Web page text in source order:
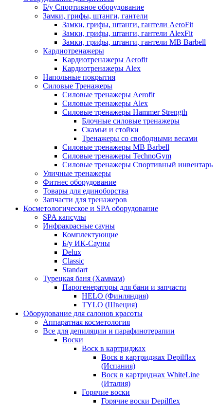
Б/у Спортивное оборудование
Замки, грифы, штанги, гантели
Замки, грифы, штанги, гантели AeroFit
Замки, грифы, штанги, гантели AlexFit
Замки, грифы, штанги, гантели MB Barbell
Кардиотренажеры
Кардиотренажеры Aerofit
Кардиотренажеры Alex
Напольные покрытия
Силовые Тренажеры
Силовые тренажеры Aerofit
Силовые тренажеры Alex
Силовые тренажеры Hammer Strength
Блочные силовые тренажеры
Скамьи и стойки
Тренажеры со свободными весами
Силовые тренажеры MB Barbell
Силовые тренажеры TechnoGym
Силовые тренажеры Спортивный инвентарь
Уличные тренажеры
Фитнес оборудование
Товары для единоборства
Запчасти для тренажеров
Косметологическое и SPA оборудование
SPA капсулы
Инфракрасные сауны
Комплектующие
Б/у ИК-Сауны
Delux
Classic
Standart
Турецкая баня (Хаммам)
Парогенераторы для бани и запчасти
HELO (Финляндия)
TYLO (Швеция)
Оборудование для салонов красоты
Аппаратная косметология
Все для депиляции и парафинотерапии
Воски
Воск в картриджах
Воск в картриджах Depilflax
(Испания)
Воск в картриджах WhiteLine
(Италия)
Горячие воски
Горячие воски Depilflex